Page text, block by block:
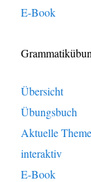
E-Book
Übersicht
Übungsbuch
Aktuelle
interaktiv
E-Book